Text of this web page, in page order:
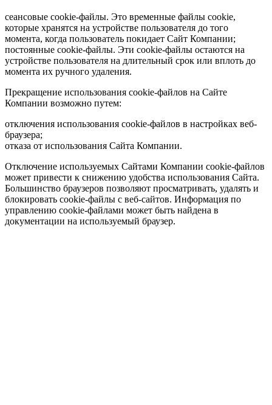
сеансовые cookie-файлы. Это временные файлы cookie,
которые хранятся на устройстве пользователя до того
момента, когда пользователь покидает Сайт Компании;
постоянные cookie-файлы. Эти cookie-файлы остаются на
устройстве пользователя на длительный срок или вплоть до
момента их ручного удаления.
Прекращение использования cookie-файлов на Сайте
Компании возможно путем:
отключения использования cookie-файлов в настройках веб-
браузера;
отказа от использования Сайта Компании.
Отключение используемых Сайтами Компании cookie-файлов
может привести к снижению удобства использования Сайта.
Большинство браузеров позволяют просматривать, удалять и
блокировать cookie-файлы c веб-сайтов. Информация по
управлению cookie-файлами может быть найдена в
документации на используемый браузер.